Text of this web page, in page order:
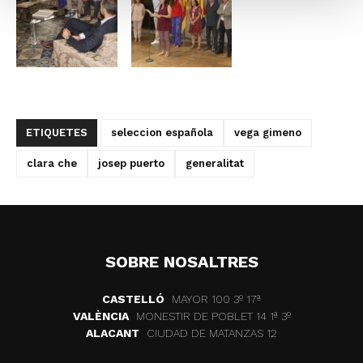
ETIQUETES seleccion española vega gimeno
clara che josep puerto generalitat
SOBRE NOSALTRES
CASTELLÓ
MAYOR 100 3º 17ª
VALÈNCIA
MONESTIR DE POBLET 14 1ª 3º
ALACANT
CIUDAD DE MATANZAS 12